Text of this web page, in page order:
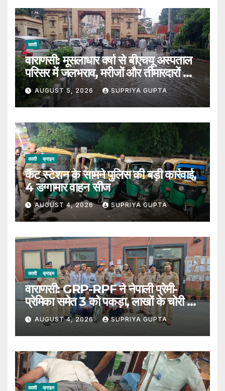
काशी
वाराणसी: मूसलाधार वर्षा से बीएचयू अस्पताल
परिसर में जलभराव, मरीजों और तीमारदारों को
उठानी पड़ी भारी परेशान
AUGUST 5, 2026 SUPRIYA GUPTA
काशी क्राइम
कैंट स्टेशन के सामने पुलिस की बड़ी कार्रवाई,
4 डग्गामार वाहन सीज
AUGUST 4, 2026 SUPRIYA GUPTA
काशी क्राइम
वाराणसी: GRP-RPF ने नेपाली प्रेमी-
प्रेमिका समेत 3 को पकड़ा, लाखों के चोरी का
सामान बरामद
AUGUST 4, 2026 SUPRIYA GUPTA
काशी क्राइम